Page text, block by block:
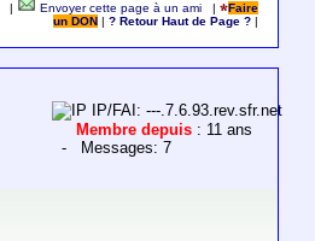
Envoyer cette page à un ami |
Faire
un DON
|? Retour Haut de Page ?
IP/FAI: ---.7.6.93.rev.sfr.net
Membre depuis : 11 ans
- Messages: 7